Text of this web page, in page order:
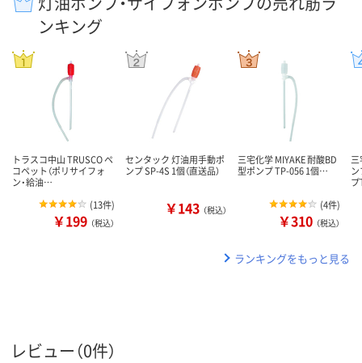
ンキング
トラスコ中山 TRUSCO ペ
コペット（ポリサイフォ
ン・給油…
(13件)
￥199 （税込）
センタック 灯油用手動ポ
ンプ SP-4S 1個（直送品）
￥143 （税込）
三宅化学 MIYAKE 耐酸BD
型ポンプ TP-056 1個…
(4件)
￥310 （税込）
ランキングをもっと見る
レビュー（0件）